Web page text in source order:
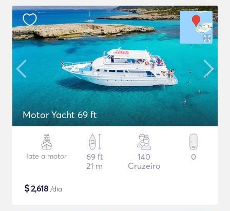
Motor Yacht 69 ft
Iate a motor
69 ft
21 m
140
Cruzeiro
0
$2,618 /dia